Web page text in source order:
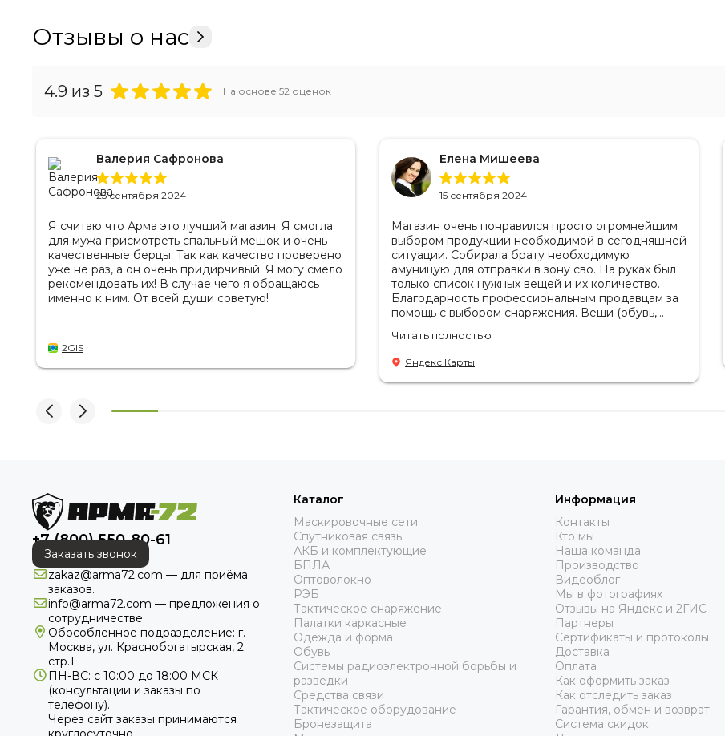
Отзывы о нас
4.9 из 5 На основе 52 оценок
Валерия Сафронова
25 сентября 2024
Я считаю что Арма это лучший магазин. Я смогла
для мужа присмотреть спальный мешок и очень
качественные берцы. Так как качество проверено
уже не раз, а он очень придирчивый. Я могу смело
рекомендовать их! В случае чего я обращаюсь
именно к ним. От всей души советую!
2GIS
Елена Мишеева
15 сентября 2024
Магазин очень понравился просто огромнейшим
выбором продукции необходимой в сегодняшней
ситуации. Собирала брату необходимую
амуницую для отправки в зону сво. На руках был
только список нужных вещей и их количество.
Благодарность профессиональным продавцам за
помощь с выбором снаряжения. Вещи (обувь,
российское производство. Бонусом докупила
пару маскировочных сетей от фабрики. Они
всегда пригодятся.
Читать полностью
Яндекс Карты
+7 (800) 550-80-61
Заказать звонок
zakaz@arma72.com — для приёма
заказов.
info@arma72.com — предложения о
сотрудничестве.
Обособленное подразделение: г.
Москва, ул. Краснобогатырская, 2
стр.1
ПН-ВС: с 10:00 до 18:00 МСК
(консультации и заказы по
телефону).
Через сайт заказы принимаются
Каталог
Маскировочные сети
Спутниковая связь
АКБ и комплектующие
БПЛА
Оптоволокно
РЭБ
Тактическое снаряжение
Палатки каркасные
Одежда и форма
Обувь
Системы радиоэлектронной борьбы и
разведки
Средства связи
Тактическое оборудование
Бронезащита
Информация
Контакты
Кто мы
Наша команда
Производство
Видеоблог
Мы в фотографиях
Отзывы на Яндекс и 2ГИС
Партнеры
Сертификаты и протоколы
Доставка
Оплата
Как оформить заказ
Как отследить заказ
Гарантия, обмен и возврат
Система скидок